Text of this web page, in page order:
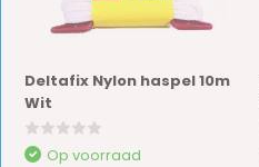
Deltafix Nylon haspel 10m
Wit
Op voorraad